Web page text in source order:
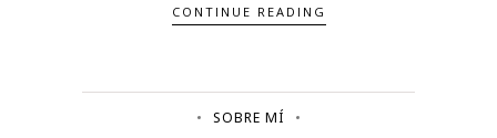
CONTINUE READING
SOBRE MÍ